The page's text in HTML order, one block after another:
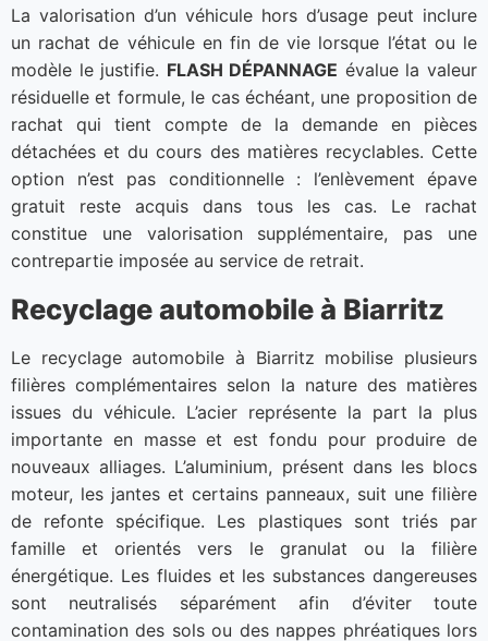
La valorisation d’un véhicule hors d’usage peut inclure
un rachat de véhicule en fin de vie lorsque l’état ou le
modèle le justifie. FLASH DÉPANNAGE évalue la valeur
résiduelle et formule, le cas échéant, une proposition de
rachat qui tient compte de la demande en pièces
détachées et du cours des matières recyclables. Cette
option n’est pas conditionnelle : l’enlèvement épave
gratuit reste acquis dans tous les cas. Le rachat
constitue une valorisation supplémentaire, pas une
contrepartie imposée au service de retrait.
Recyclage automobile à Biarritz
Le recyclage automobile à Biarritz mobilise plusieurs
filières complémentaires selon la nature des matières
issues du véhicule. L’acier représente la part la plus
importante en masse et est fondu pour produire de
nouveaux alliages. L’aluminium, présent dans les blocs
moteur, les jantes et certains panneaux, suit une filière
de refonte spécifique. Les plastiques sont triés par
famille et orientés vers le granulat ou la filière
énergétique. Les fluides et les substances dangereuses
sont neutralisés séparément afin d’éviter toute
contamination des sols ou des nappes phréatiques lors